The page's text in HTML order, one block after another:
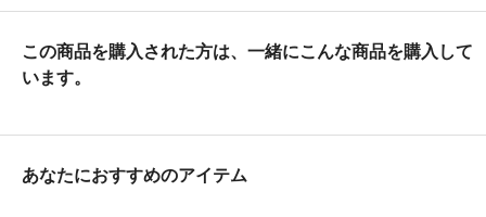
この商品を購入された方は、一緒にこんな商品を購入して
います。
あなたにおすすめのアイテム